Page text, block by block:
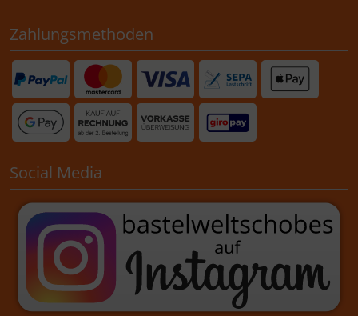
Zahlungsmethoden
Social Media